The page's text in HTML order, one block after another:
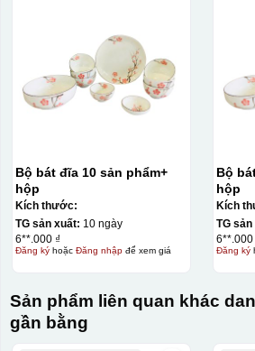
Kiểu in:
In Decal
Bước 1: Tạo khuôn in để tạo ra
decal lên gốm sứ Bước 3: Cho vào
700-800 độ C
Bước 1: Tạo ra
trước khi dán nó lên gốm sứ,
giấy đặc biệt, và kích thước logo
Bộ bát đĩa 10 sản phẩm+
hộp
Kích thước:
TG sản xuất: 10 ngày
6**.000 ₫
Đăng kýhoặc Đăng nhậpđể xem giá
Bộ
hộp
Kích
TG
6**.000
Đăng ký
Sản phẩm liên quan khác
gần bằng